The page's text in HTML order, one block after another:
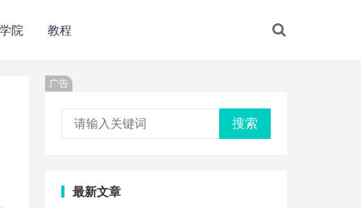
院 教程
广告
搜索
最新文章